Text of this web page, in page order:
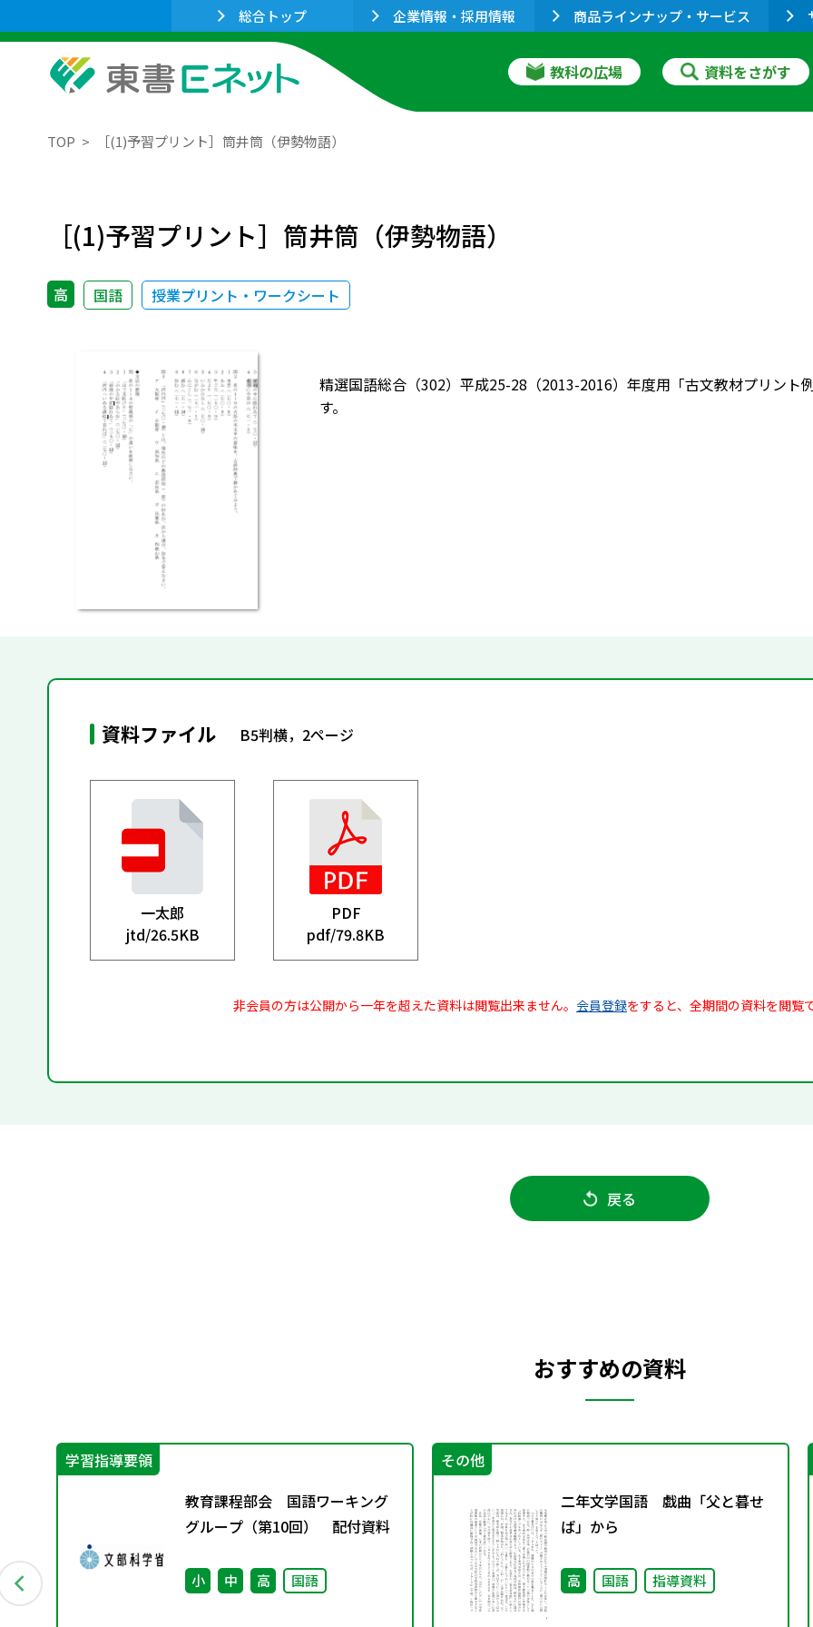
総合トップ 企業情報・採用情報 商品ラインナップ・サービス
教科の広場 資料をさがす
TOP ［(1)予習プリント］筒井筒（伊勢物語）
［(1)予習プリント］筒井筒（伊勢物語）
高 国語 授業プリント・ワークシート
精選国語総合（302）平成25-28（2013-2016）年度用「古文教材プリント
す。
資料ファイル B5判横，2ページ
一太郎
jtd/26.5KB
PDF
pdf/79.8KB
非会員の方は公開から一年を超えた資料は閲覧出来ません。 会員登録をすると、全期間の資料を閲覧
戻る
おすすめの資料
学習指導要領
教育課程部会 国語ワーキング
グループ（第10回） 配付資料
小 中 高 国語
その他
二年文学国語 戯曲「父と暮せ
ば」から
高 国語 指導資料